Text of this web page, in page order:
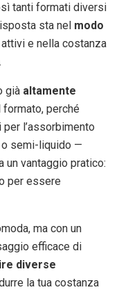
tanti formati diversi
sta nel modo
e nella costanza
già altamente
perché
l’assorbimento
o semi-liquido —
un vantaggio pratico:
per essere
ma con un
efficace di
diverse
la tua costanza